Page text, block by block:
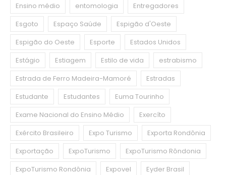
Ensino médio
entomologia
Entregadores
Esgoto
Espaço Saúde
Espigão d'Oeste
Espigão do Oeste
Esporte
Estados Unidos
Estágio
Estiagem Estilo de vida
estrabismo
Estrada de Ferro Madeira-Mamoré
Estradas
Estudante
Estudantes
Euma Tourinho
Exame Nacional do Ensino Médio
Exercíto
Exército Brasileiro
Expo Turismo
Exporta Rondônia
Exportação
ExpoTurismo
ExpoTurismo Rôndonia
ExpoTurismo Rondônia
Expovel
Eyder Brasil